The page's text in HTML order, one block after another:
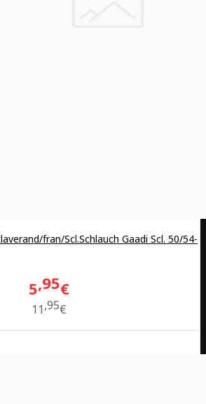
fran/Scl.Schlauch Gaadi Scl. 50/54-
5 95€
11 95€